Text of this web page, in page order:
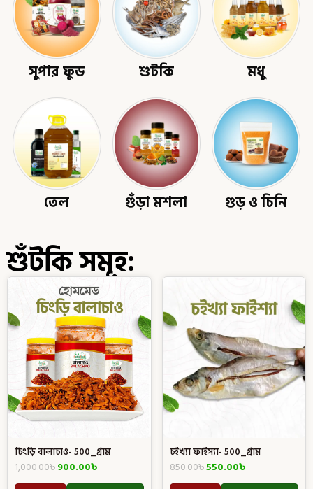
সুপার ফুড শুটকি মধু
তেল গুঁড়া মশলা গুড় ও চিনি
শুঁটকি সমূহ:
চিংড়ি বালাচাও- 500_গ্রাম
1,000.00৳900.00৳
চইখ্যা ফাইস্যা- 500_গ্রাম
850.00৳550.00৳